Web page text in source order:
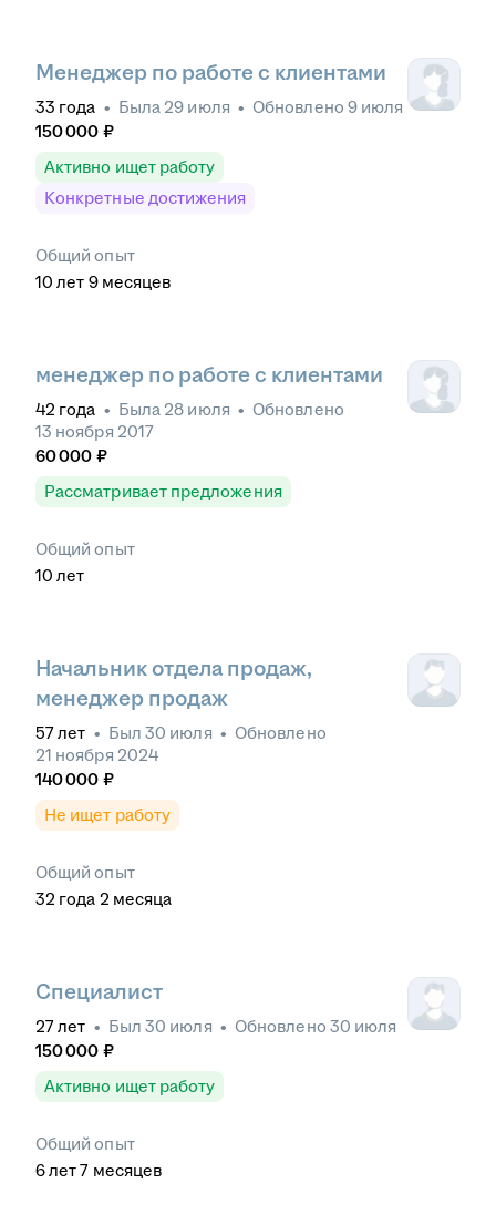
Менеджер по работе с клиентами
33 года • Была 29 июля • Обновлено 9 июля
150 000 ₽
Активно ищет работу
Конкретные достижения
Общий опыт
10 лет 9 месяцев
менеджер по работе с клиентами
42 года • Была 28 июля • Обновлено
13 ноября 2017
60 000 ₽
Рассматривает предложения
Общий опыт
10 лет
Начальник отдела продаж,
менеджер продаж
57лет • Был 30 июля • Обновлено
21 ноября 2024
140 000 ₽
Не ищет работу
Общий опыт
32 года 2 месяца
Специалист
27лет • Был 30 июля • Обновлено 30 июля
150 000 ₽
Активно ищет работу
Общий опыт
6лет 7 месяцев